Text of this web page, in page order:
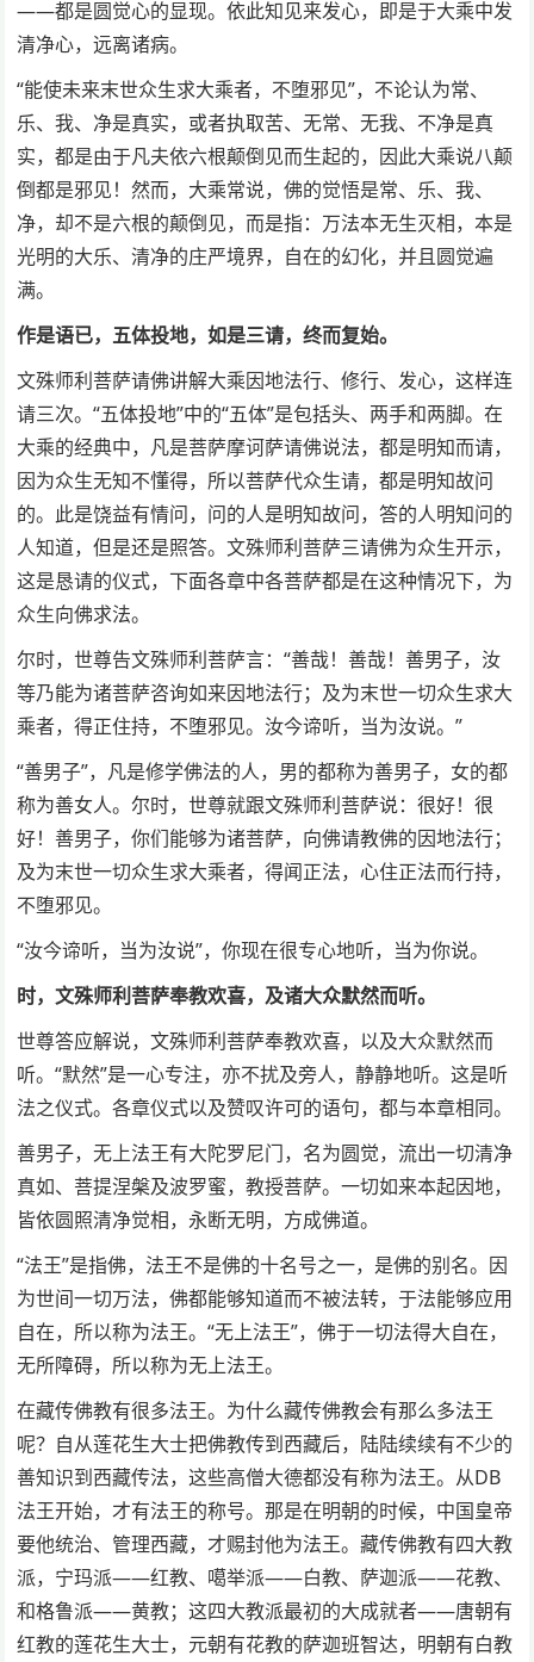
——都是圆觉心的显现。依此知见来发心，即是于大乘中发
清净心，远离诸病。
“能使未来末世众生求大乘者，不堕邪见”，不论认为常、
乐、我、净是真实，或者执取苦、无常、无我、不净是真
实，都是由于凡夫依六根颠倒见而生起的，因此大乘说八颠
倒都是邪见！然而，大乘常说，佛的觉悟是常、乐、我、
净，却不是六根的颠倒见，而是指：万法本无生灭相，本是
光明的大乐、清净的庄严境界，自在的幻化，并且圆觉遍
满。
作是语已，五体投地，如是三请，终而复始。
文殊师利菩萨请佛讲解大乘因地法行、修行、发心，这样连
请三次。“五体投地”中的“五体”是包括头、两手和两脚。在
大乘的经典中，凡是菩萨摩诃萨请佛说法，都是明知而请，
因为众生无知不懂得，所以菩萨代众生请，都是明知故问
的。此是饶益有情问，问的人是明知故问，答的人明知问的
人知道，但是还是照答。文殊师利菩萨三请佛为众生开示，
这是恳请的仪式，下面各章中各菩萨都是在这种情况下，为
众生向佛求法。
尔时，世尊告文殊师利菩萨言：“善哉！善哉！善男子，汝
等乃能为诸菩萨咨询如来因地法行；及为末世一切众生求大
乘者，得正住持，不堕邪见。汝今谛听，当为汝说。”
“善男子”，凡是修学佛法的人，男的都称为善男子，女的都
称为善女人。尔时，世尊就跟文殊师利菩萨说：很好！很
好！善男子，你们能够为诸菩萨，向佛请教佛的因地法行；
及为末世一切众生求大乘者，得闻正法，心住正法而行持，
不堕邪见。
“汝今谛听，当为汝说”，你现在很专心地听，当为你说。
时，文殊师利菩萨奉教欢喜，及诸大众默然而听。
世尊答应解说，文殊师利菩萨奉教欢喜，以及大众默然而
听。“默然”是一心专注，亦不扰及旁人，静静地听。这是听
法之仪式。各章仪式以及赞叹许可的语句，都与本章相同。
善男子，无上法王有大陀罗尼门，名为圆觉，流出一切清净
真如、菩提涅槃及波罗蜜，教授菩萨。一切如来本起因地，
皆依圆照清净觉相，永断无明，方成佛道。
“法王”是指佛，法王不是佛的十名号之一，是佛的别名。因
为世间一切万法，佛都能够知道而不被法转，于法能够应用
自在，所以称为法王。“无上法王”，佛于一切法得大自在，
无所障碍，所以称为无上法王。
在藏传佛教有很多法王。为什么藏传佛教会有那么多法王
呢？自从莲花生大士把佛教传到西藏后，陆陆续续有不少的
善知识到西藏传法，这些高僧大德都没有称为法王。从DB
法王开始，才有法王的称号。那是在明朝的时候，中国皇帝
要他统治、管理西藏，才赐封他为法王。藏传佛教有四大教
派，宁玛派——红教、噶举派——白教、萨迦派——花教、
和格鲁派——黄教；这四大教派最初的大成就者——唐朝有
红教的莲花生大士，元朝有花教的萨迦班智达，明朝有白教